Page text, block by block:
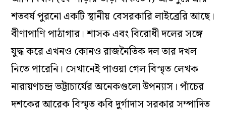
শতবর্ষ পুরনো একটি স্থানীয় বেসরকারি লাইব্রেরি আছে।
বীণাপাণি পাঠাগার। শাসক এবং বিরোধী দলের সঙ্গে
যুদ্ধ করে এখনও কোনও রাজনৈতিক দল তার দখল
নিতে পারেনি। সেখানেই পাওয়া গেল বিস্মৃত লেখক
নারায়ণচন্দ্র ভট্টাচার্যের অনেকগুলো উপন্যাস। পাঁচের
দশকের আরেক বিস্মৃত কবি দুর্গাদাস সরকার সম্পাদিত